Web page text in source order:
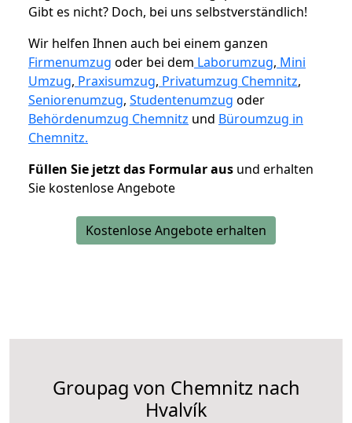
Gibt es nicht? Doch, bei uns selbstverständlich!
Wir helfen Ihnen auch bei einem ganzen
Firmenumzug oder bei dem Laborumzug, Mini
Umzug, Praxisumzug, Privatumzug Chemnitz,
Seniorenumzug, Studentenumzug oder
Behördenumzug Chemnitz und Büroumzug in
Chemnitz.
Füllen Sie jetzt das Formular aus und erhalten
Sie kostenlose Angebote
Kostenlose Angebote erhalten
Groupag von Chemnitz nach
Hvalvík